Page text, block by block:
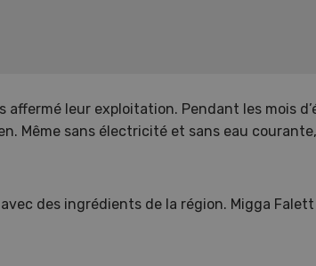
leur exploitation. Pendant les mois
Même sans électricité et sans eau
des ingrédients de la région. Migga